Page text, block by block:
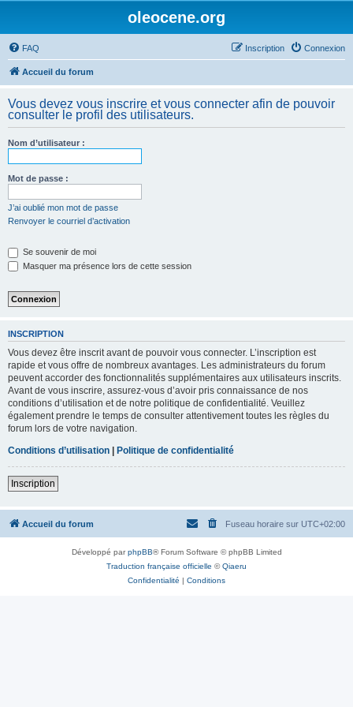
oleocene.org
FAQ Connexion
Inscription
Accueil du forum
Vous devez vous inscrire et vous connecter afin de pouvoir
consulter le profil des utilisateurs.
Nom d’utilisateur :
Mot de passe :
J’ai oublié mon mot de passe
Renvoyer le courriel d’activation
Se souvenir de moi
Masquer ma présence lors de cette session
INSCRIPTION
Vous devez être inscrit avant de pouvoir vous connecter. L’inscription est
rapide et vous offre de nombreux avantages. Les administrateurs du forum
peuvent accorder des fonctionnalités supplémentaires aux utilisateurs inscrits.
Avant de vous inscrire, assurez-vous d’avoir pris connaissance de nos
conditions d’utilisation et de notre politique de confidentialité. Veuillez
également prendre le temps de consulter attentivement toutes les règles du
forum lors de votre navigation.
Conditions d’utilisation | Politique de confidentialité
Inscription
Accueil du forum Fuseau horaire sur UTC+02:00
Développé parphpBB® Forum Software © phpBB Limited
Traduction française officielle ©Qiaeru
Confidentialité | Conditions